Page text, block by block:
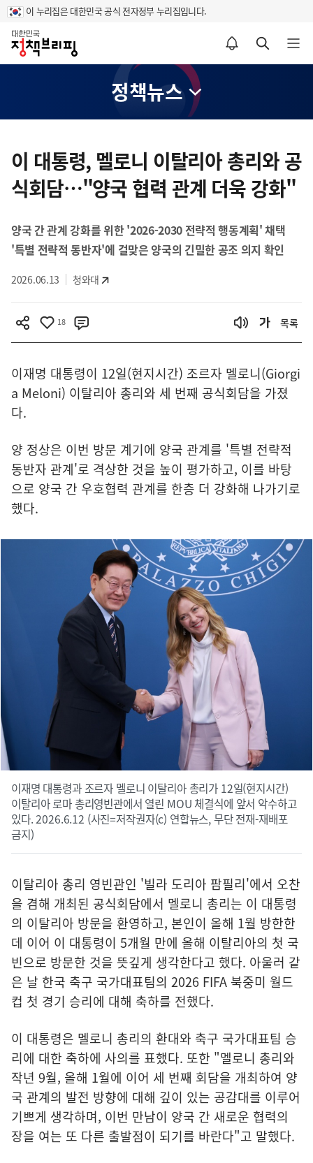
이 누리집은 대한민국 공식 전자정부 누리집입니다.
홈
알림설정 바로가기 검색 바로가기 메뉴 열기
정책뉴스
텐
츠
영
이 대통령, 멜로니 이탈리아 총리와 공
식회담…"양국 협력 관계 더욱 강화"
양국 간 관계 강화를 위한 '2026-2030 전략적 행동계획' 채택
'특별 전략적 동반자'에 걸맞은 양국의 긴밀한 공조 의지 확인
2026.06.13 청와대
18 목록
이재명 대통령이 12일(현지시간) 조르자 멜로니(Giorgi
a Meloni) 이탈리아 총리와 세 번째 공식회담을 가졌
다.
양 정상은 이번 방문 계기에 양국 관계를 '특별 전략적
동반자 관계'로 격상한 것을 높이 평가하고, 이를 바탕
으로 양국 간 우호협력 관계를 한층 더 강화해 나가기로
했다.
이재명 대통령과 조르자 멜로니 이탈리아 총리가 12일(현지시간)
이탈리아 로마 총리영빈관에서 열린 MOU 체결식에 앞서 악수하고
있다. 2026.6.12 (사진=저작권자(c) 연합뉴스, 무단 전재-재배포
금지)
이탈리아 총리 영빈관인 '빌라 도리아 팜필리'에서 오찬
을 겸해 개최된 공식회담에서 멜로니 총리는 이 대통령
의 이탈리아 방문을 환영하고, 본인이 올해 1월 방한한
데 이어 이 대통령이 5개월 만에 올해 이탈리아의 첫 국
빈으로 방문한 것을 뜻깊게 생각한다고 했다. 아울러 같
은 날 한국 축구 국가대표팀의 2026 FIFA 북중미 월드
컵 첫 경기 승리에 대해 축하를 전했다.
이 대통령은 멜로니 총리의 환대와 축구 국가대표팀 승
리에 대한 축하에 사의를 표했다. 또한 "멜로니 총리와
작년 9월, 올해 1월에 이어 세 번째 회담을 개최하여 양
국 관계의 발전 방향에 대해 깊이 있는 공감대를 이루어
기쁘게 생각하며, 이번 만남이 양국 간 새로운 협력의
장을 여는 또 다른 출발점이 되기를 바란다"고 말했다.